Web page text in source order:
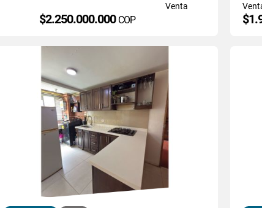
Venta
$2.250.000.000 COP